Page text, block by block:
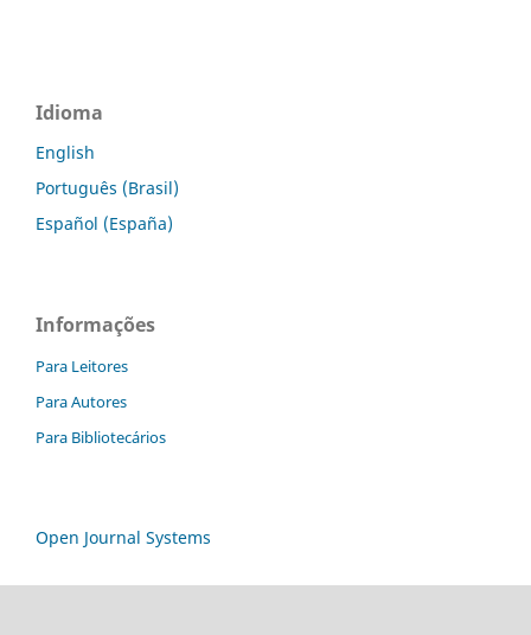
Idioma
English
Português (Brasil)
Español (España)
Informações
Para Leitores
Para Autores
Para Bibliotecários
Open Journal Systems